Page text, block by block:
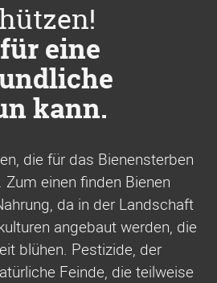
eine
kann.
die für das Bienensterben
einen finden Bienen
da in der Landschaft
angebaut werden, die
blühen. Pestizide, der
Feinde, die teilweise